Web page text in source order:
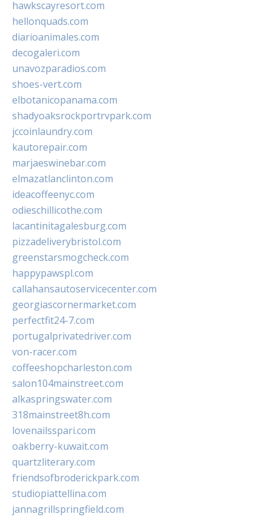
hawkscayresort.com
hellonquads.com
diarioanimales.com
decogaleri.com
unavozparadios.com
shoes-vert.com
elbotanicopanama.com
shadyoaksrockportrvpark.com
jccoinlaundry.com
kautorepair.com
marjaeswinebar.com
elmazatlanclinton.com
ideacoffeenyc.com
odieschillicothe.com
lacantinitagalesburg.com
pizzadeliverybristol.com
greenstarsmogcheck.com
happypawspl.com
callahansautoservicecenter.com
georgiascornermarket.com
perfectfit24-7.com
portugalprivatedriver.com
von-racer.com
coffeeshopcharleston.com
salon104mainstreet.com
alkaspringswater.com
318mainstreet8h.com
lovenailsspari.com
oakberry-kuwait.com
quartzliterary.com
friendsofbroderickpark.com
studiopiattellina.com
jannagrillspringfield.com